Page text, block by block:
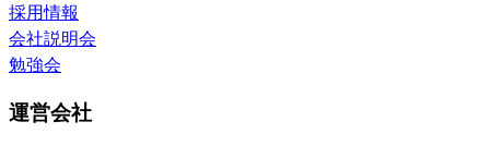
採用情報
会社説明会
勉強会
運営会社